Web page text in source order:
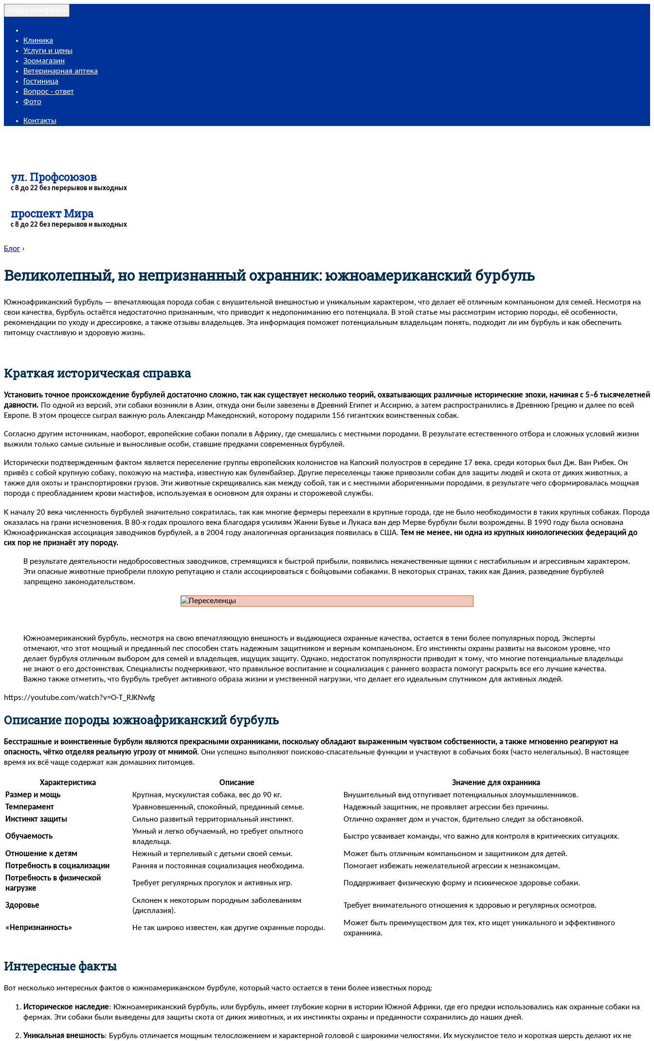
Клиника
Услуги и цены
Зоомагазин
Ветеринарная аптека
Гостиница
Вопрос - ответ
Фото
Контакты
ул. Профсоюзов
с 8 до 22 без перерывов и выходных
проспект Мира
с 8 до 22 без перерывов и выходных
Блог ›
Великолепный, но непризнанный охранник: южноамериканский бурбуль
Южноафриканский бурбуль — впечатляющая порода собак с внушительной внешностью и уникальным характером, что делает её отличным компаньоном для семей. Несмотря на
свои качества, бурбуль остаётся недостаточно признанным, что приводит к недопониманию его потенциала. В этой статье мы рассмотрим историю породы, её особенности,
рекомендации по уходу и дрессировке, а также отзывы владельцев. Эта информация поможет потенциальным владельцам понять, подходит ли им бурбуль и как обеспечить
питомцу счастливую и здоровую жизнь.
Краткая историческая справка
Установить точное происхождение бурбулей достаточно сложно, так как существует несколько теорий, охватывающих различные исторические эпохи, начиная с 5–6 тысячелетней
давности. По одной из версий, эти собаки возникли в Азии, откуда они были завезены в Древний Египет и Ассирию, а затем распространились в Древнюю Грецию и далее по всей
Европе. В этом процессе сыграл важную роль Александр Македонский, которому подарили 156 гигантских воинственных собак.
Согласно другим источникам, наоборот, европейские собаки попали в Африку, где смешались с местными породами. В результате естественного отбора и сложных условий жизни
выжили только самые сильные и выносливые особи, ставшие предками современных бурбулей.
Исторически подтвержденным фактом является переселение группы европейских колонистов на Капский полуостров в середине 17 века, среди которых был Дж. Ван Рибек. Он
привёз с собой крупную собаку, похожую на мастифа, известную как буленбайзер. Другие переселенцы также привозили собак для защиты людей и скота от диких животных, а
также для охоты и транспортировки грузов. Эти животные скрещивались как между собой, так и с местными аборигенными породами, в результате чего сформировалась мощная
порода с преобладанием крови мастифов, используемая в основном для охраны и сторожевой службы.
К началу 20 века численность бурбулей значительно сократилась, так как многие фермеры переехали в крупные города, где не было необходимости в таких крупных собаках. Порода
оказалась на грани исчезновения. В 80-х годах прошлого века благодаря усилиям Жанни Бувье и Лукаса ван дер Мерве бурбули были возрождены. В 1990 году была основана
Южноафриканская ассоциация заводчиков бурбулей, а в 2004 году аналогичная организация появилась в США. Тем не менее, ни одна из крупных кинологических федераций до
сих пор не признаёт эту породу.
В результате деятельности недобросовестных заводчиков, стремящихся к быстрой прибыли, появились некачественные щенки с нестабильным и агрессивным характером.
Эти опасные животные приобрели плохую репутацию и стали ассоциироваться с бойцовыми собаками. В некоторых странах, таких как Дания, разведение бурбулей
запрещено законодательством.
Южноамериканский бурбуль, несмотря на свою впечатляющую внешность и выдающиеся охранные качества, остается в тени более популярных пород. Эксперты
отмечают, что этот мощный и преданный пес способен стать надежным защитником и верным компаньоном. Его инстинкты охраны развиты на высоком уровне, что
делает бурбуля отличным выбором для семей и владельцев, ищущих защиту. Однако, недостаток популярности приводит к тому, что многие потенциальные владельцы
не знают о его достоинствах. Специалисты подчеркивают, что правильное воспитание и социализация с раннего возраста помогут раскрыть все его лучшие качества.
Важно также отметить, что бурбуль требует активного образа жизни и умственной нагрузки, что делает его идеальным спутником для активных людей.
https://youtube.com/watch?v=O-T_RJKNwfg
Описание породы южноафриканский бурбуль
Бесстрашные и воинственные бурбули являются прекрасными охранниками, поскольку обладают выраженным чувством собственности, а также мгновенно реагируют на
опасность, чётко отделяя реальную угрозу от мнимой. Они успешно выполняют поисково-спасательные функции и участвуют в собачьих боях (часто нелегальных). В настоящее
время их всё чаще содержат как домашних питомцев.
Характеристика Описание
Значение для охранника
Размер и мощь
Крупная, мускулистая собака, вес до 90 кг.
Внушительный вид отпугивает потенциальных злоумышленников.
Темперамент
Уравновешенный, спокойный, преданный семье.
Надежный защитник, не проявляет агрессии без причины.
Инстинкт защиты
Сильно развитый территориальный инстинкт. Отлично охраняет дом и участок, бдительно следит за обстановкой.
Обучаемость
Умный и легко обучаемый, но требует опытного
владельца.
Быстро усваивает команды, что важно для контроля в критических ситуациях.
Отношение к детям Нежный и терпеливый с детьми своей семьи.
Может быть отличным компаньоном и защитником для детей.
Потребность в социализации
Ранняя и постоянная социализация необходима.
Помогает избежать нежелательной агрессии к незнакомцам.
Потребность в физической
нагрузке
Требует регулярных прогулок и активных игр. Поддерживает физическую форму и психическое здоровье собаки.
Здоровье
Склонен к некоторым породным заболеваниям
(дисплазия).
Требует внимательного отношения к здоровью и регулярных осмотров.
«Непризнанность» Не так широко известен, как другие охранные породы.
Может быть преимуществом для тех, кто ищет уникального и эффективного
охранника.
Интересные факты
Вот несколько интересных фактов о южноамериканском бурбуле, который часто остается в тени более известных пород:
Историческое наследие: Южноамериканский бурбуль, или бурбуль, имеет глубокие корни в истории Южной Африки, где его предки использовались как охранные собаки на
фермах. Эти собаки были выведены для защиты скота от диких животных, и их инстинкты охраны и преданности сохранились до наших дней.
Уникальная внешность: Бурбуль отличается мощным телосложением и характерной головой с широкими челюстями. Их мускулистое тело и короткая шерсть делают их не